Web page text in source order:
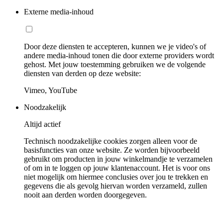
Externe media-inhoud
Door deze diensten te accepteren, kunnen we je video's of
andere media-inhoud tonen die door externe providers wordt
gehost. Met jouw toestemming gebruiken we de volgende
diensten van derden op deze website:
Vimeo, YouTube
Noodzakelijk
Altijd actief
Technisch noodzakelijke cookies zorgen alleen voor de
basisfuncties van onze website. Ze worden bijvoorbeeld
gebruikt om producten in jouw winkelmandje te verzamelen
of om in te loggen op jouw klantenaccount. Het is voor ons
niet mogelijk om hiermee conclusies over jou te trekken en
gegevens die als gevolg hiervan worden verzameld, zullen
nooit aan derden worden doorgegeven.